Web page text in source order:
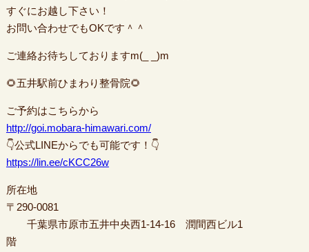
すぐにお越し下さい！
お問い合わせでもOKです＾＾
ご連絡お待ちしておりますm(_ _)m
🌻五井駅前ひまわり整骨院🌻
ご予約はこちらから
http://goi.mobara-himawari.com/
👇公式LINEからでも可能です！👇
https://lin.ee/cKCC26w
所在地
〒290-0081
千葉県市原市五井中央西1-14-16 潤間西ビル1
階